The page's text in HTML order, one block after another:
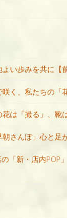
い歩みを共に【
く、私たちの「
は「撮る」、靴
さんぽ」心と足
「新・店内POP」